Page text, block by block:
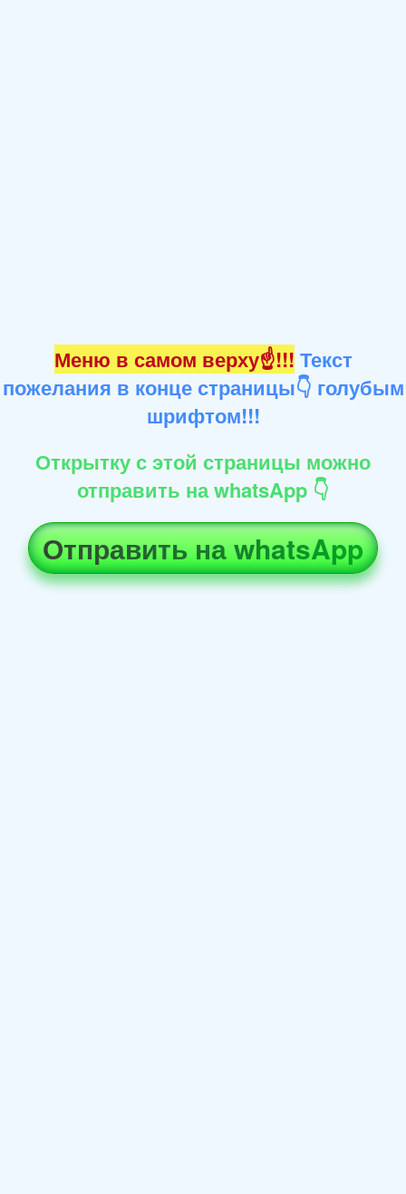
Меню в самом верху☝!!! Текст
пожелания в конце страницы👇 голубым
шрифтом!!!
Открытку с этой страницы можно
отправить на whatsApp 👇
Отправить на whatsApp